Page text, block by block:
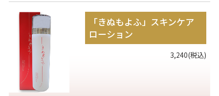
「きぬもよふ」スキンケア
ローション
3,240(税込)